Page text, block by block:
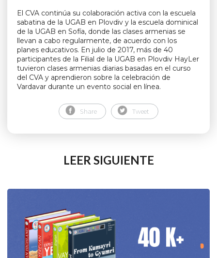
El CVA continúa su colaboración activa con la escuela
sabatina de la UGAB en Plovdiv y la escuela dominical
de la UGAB en Sofía, donde las clases armenias se
llevan a cabo regularmente, de acuerdo con los
planes educativos. En julio de 2017, más de 40
participantes de la Filial de la UGAB en Plovdiv HayLer
tuvieron clases armenias diarias basadas en el curso
del CVA y aprendieron sobre la celebración de
Vardavar durante un evento social en línea.
Share Tweet
LEER SIGUIENTE